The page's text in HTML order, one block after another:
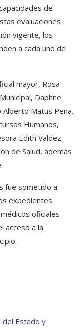
de
evaluaciones
vigente, los
a cada uno de
mayor, Rosa
Daphne
Alberto Matus Peña.
Humanos,
Edith Valdez
de Salud, además
fue sometido a
expedientes
oficiales
acceso a la
del Estado y